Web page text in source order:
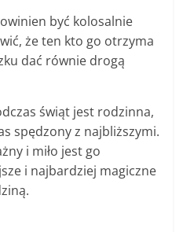
być kolosalnie
że ten kto go otrzyma
dać równie drogą
świąt jest rodzinna,
spędzony z najbliższymi.
i miło jest go
i najbardziej magiczne